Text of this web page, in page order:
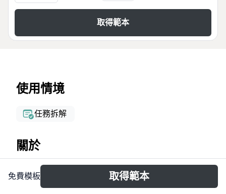
取得範本
使用情境
任務拆解
關於
The Analysis mind map template is designed for
environmental data analysts and project managers
免費模板 取得範本